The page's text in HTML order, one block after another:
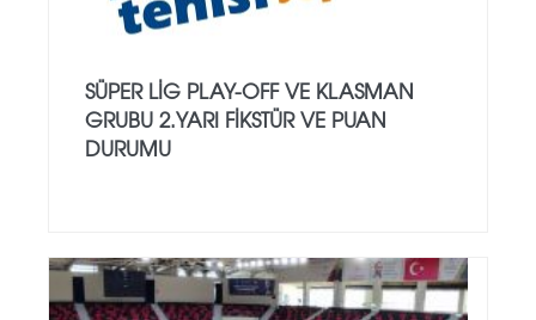
SÜPER LIG PLAY-OFF VE KLASMAN
GRUBU 2.YARI FIKSTÜR VE PUAN
DURUMU